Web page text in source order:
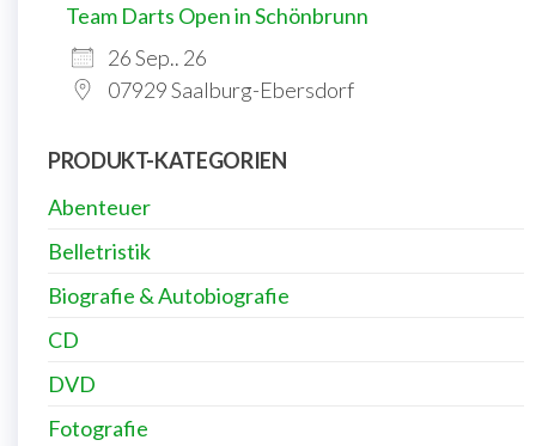
Team Darts Open in Schönbrunn
26 Sep.. 26
07929 Saalburg-Ebersdorf
PRODUKT-KATEGORIEN
Abenteuer
Belletristik
Biografie & Autobiografie
CD
DVD
Fotografie